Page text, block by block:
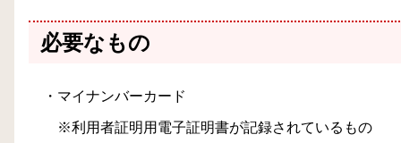
必要なもの
・マイナンバーカード
※利用者証明用電子証明書が記録されているもの